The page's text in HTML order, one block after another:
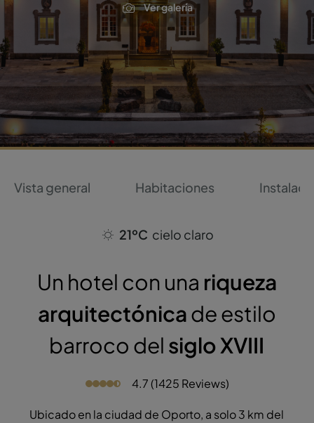
Ver galería
Vista general Habitaciones
21ºC cielo claro
Un hotel con una riqueza
arquitectónicade estilo
barroco del siglo XVIII
4.7 (1425 Reviews)
Ubicado en la ciudad de Oporto, a solo 3 km del